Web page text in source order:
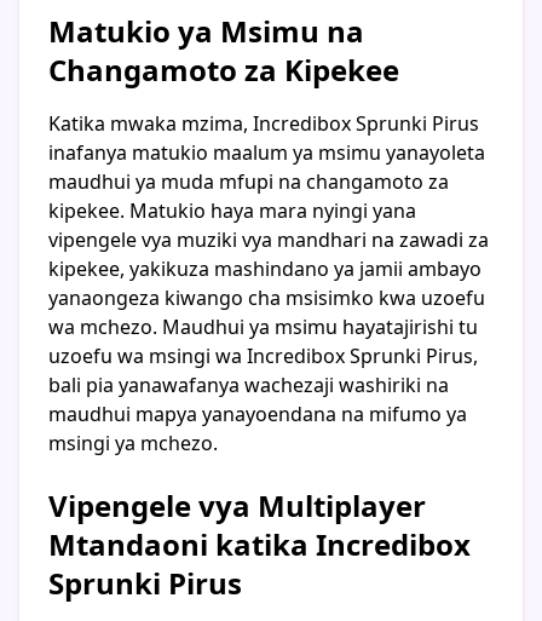
Matukio ya Msimu na
Changamoto za Kipekee
Katika mwaka mzima, Incredibox Sprunki Pirus
inafanya matukio maalum ya msimu yanayoleta
maudhui ya muda mfupi na changamoto za
kipekee. Matukio haya mara nyingi yana
vipengele vya muziki vya mandhari na zawadi za
kipekee, yakikuza mashindano ya jamii ambayo
yanaongeza kiwango cha msisimko kwa uzoefu
wa mchezo. Maudhui ya msimu hayatajirishi tu
uzoefu wa msingi wa Incredibox Sprunki Pirus,
bali pia yanawafanya wachezaji washiriki na
maudhui mapya yanayoendana na mifumo ya
msingi ya mchezo.
Vipengele vya Multiplayer
Mtandaoni katika Incredibox
Sprunki Pirus